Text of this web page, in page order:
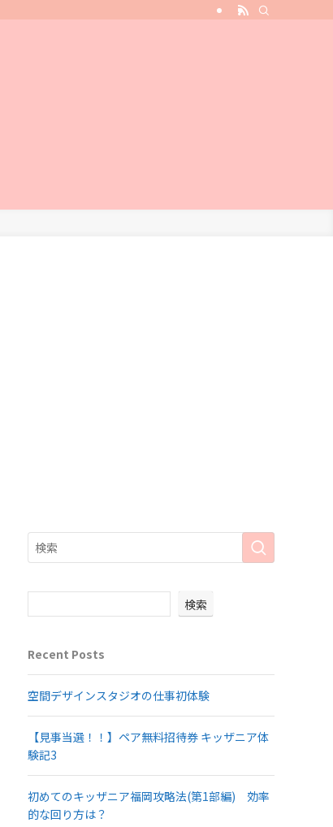
検索
Recent Posts
空間デザインスタジオの仕事初体験
【見事当選！！】ペア無料招待券 キッザニア体
験記3
初めてのキッザニア福岡攻略法(第1部編) 効率
的な回り方は？